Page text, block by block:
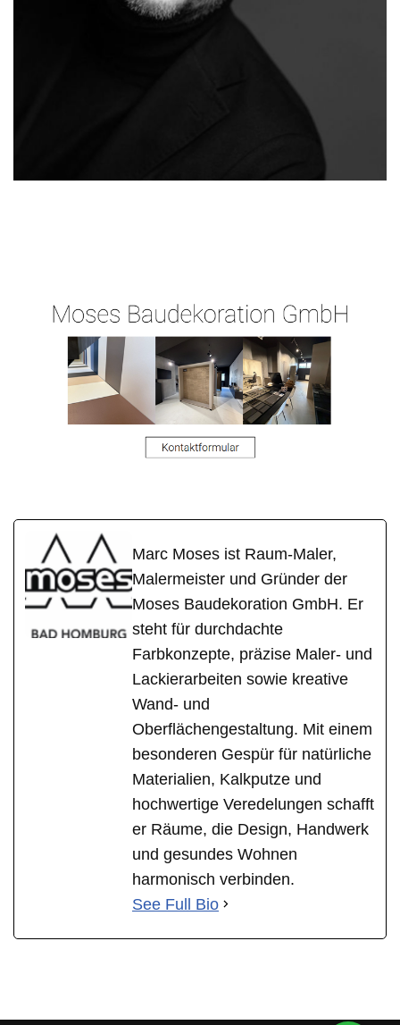
Marc Moses ist Raum-Maler,
Malermeister und Gründer der
Moses Baudekoration GmbH. Er
steht für durchdachte
Farbkonzepte, präzise Maler- und
Lackierarbeiten sowie kreative
Wand- und
Oberflächengestaltung. Mit einem
besonderen Gespür für natürliche
Materialien, Kalkputze und
hochwertige Veredelungen schafft
er Räume, die Design, Handwerk
und gesundes Wohnen
harmonisch verbinden.
See Full Bio